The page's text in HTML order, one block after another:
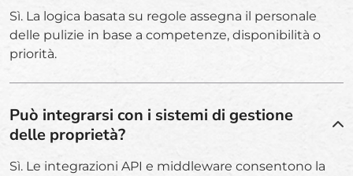
Sì. La logica basata su regole assegna il personale
delle pulizie in base a competenze, disponibilità o
priorità.
Può integrarsi con i sistemi di gestione
delle proprietà?
Sì. Le integrazioni API e middleware consentono la